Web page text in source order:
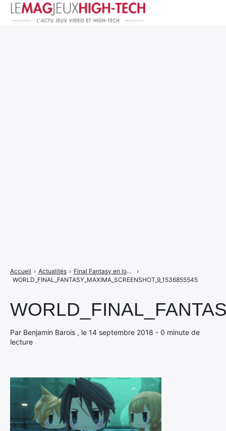
Par Benjamin Barois , le 14 septembre 2018 - 0 minute de
lecture
Accueil › Actualités › Final Fantasy en long en large et en travers
›
WORLD_FINAL_FANTASY_MAXIMA_SCREENSHOT_9_1536855545